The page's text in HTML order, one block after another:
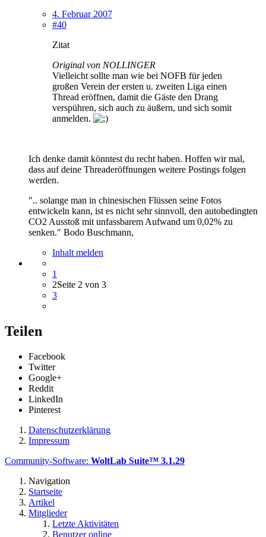
4. Februar 2007
#40
Zitat
Original von NOLLINGER
Vielleicht sollte man wie bei NOFB für jeden
großen Verein der ersten u. zweiten Liga einen
Thread eröffnen, damit die Gäste den Drang
verspühren, sich auch zu äußern, und sich somit
anmelden.
Ich denke damit könntest du recht haben. Hoffen wir mal,
dass auf deine Threaderöffnungen weitere Postings folgen
werden.
".. solange man in chinesischen Flüssen seine Fotos
entwickeln kann, ist es nicht sehr sinnvoll, den autobedingten
CO2 Ausstoß mit unfassbarem Aufwand um 0,02% zu
senken." Bodo Buschmann,
Inhalt melden
1
2Seite 2 von 3
3
Teilen
Facebook
Twitter
Google+
Reddit
LinkedIn
Pinterest
Datenschutzerklärung
Impressum
Community-Software: WoltLab Suite™ 3.1.29
Navigation
Startseite
Artikel
Mitglieder
Letzte Aktivitäten
Benutzer online